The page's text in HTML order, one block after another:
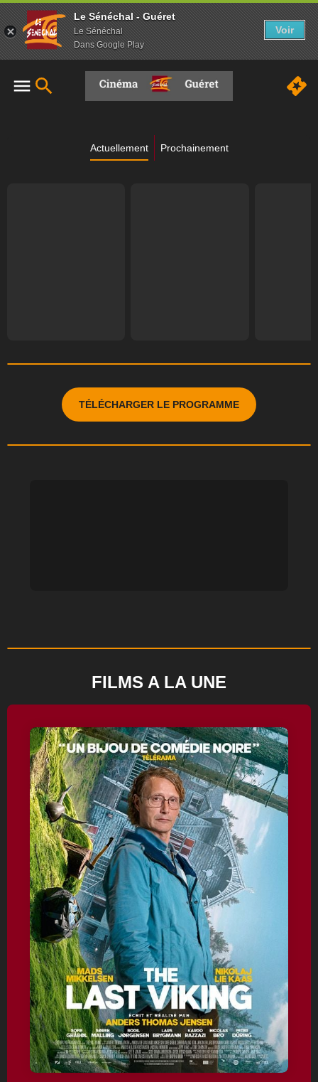
Le Sénéchal - Guéret
Le Sénéchal
Dans Google Play
Voir
Actuellement Prochainement
TÉLÉCHARGER LE PROGRAMME
FILMS A LA UNE